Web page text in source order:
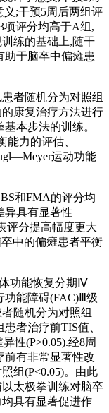
;干预5周后两组评
项评分均高于A组,
练的基础上,随干
助于脑卒中偏瘫患
者随机分为对照组
康复治疗方法进行
本步法的训练。
能力的评估、
运动功能
和FMA的评分均
异具有显著性
评分提高幅度更大
中的偏瘫患者平衡
功能恢复分期Ⅳ
功能障碍(FAC)Ⅲ级
随机分为对照组
者治疗前TIS值、
性(P>0.05).经8周
前有非常显著性改
组(P<0.05)。由此
太极拳训练对脑卒
具有显著促进作